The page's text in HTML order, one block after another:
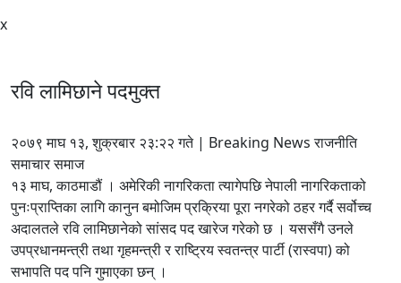
x
रवि लामिछाने पदमुक्त
२०७९ माघ १३, शुक्रबार २३:२२ गते | Breaking News राजनीति
समाचार समाज
१३ माघ, काठमाडौं । अमेरिकी नागरिकता त्यागेपछि नेपाली नागरिकताको
पुनःप्राप्तिका लागि कानुन बमोजिम प्रक्रिया पूरा नगरेको ठहर गर्दै सर्वोच्च
अदालतले रवि लामिछानेको सांसद पद खारेज गरेको छ । यससँगै उनले
उपप्रधानमन्त्री तथा गृहमन्त्री र राष्ट्रिय स्वतन्त्र पार्टी (रास्वपा) को
सभापति पद पनि गुमाएका छन् ।